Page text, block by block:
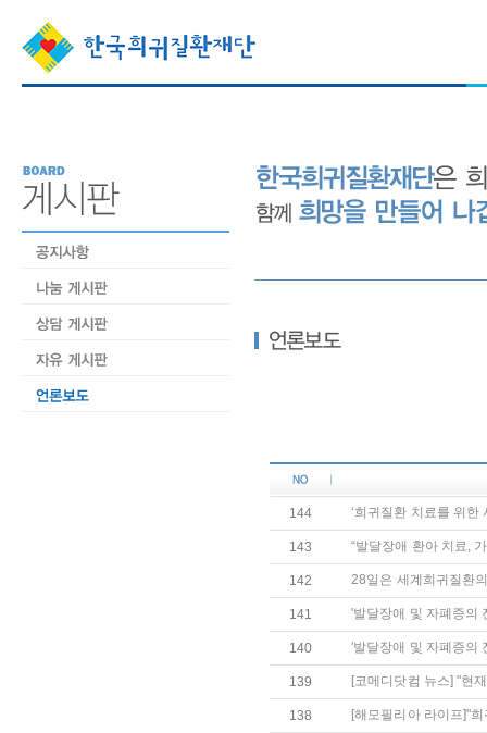
144 ‘희귀질환 치료를 위한
143 “발달장애 환아 치료,
142 28일은 세계희귀질환
141 '발달장애 및 자폐증의
140 '발달장애 및 자폐증의
139 [코메디닷컴 뉴스] "현
138 [해모필리아 라이프]"